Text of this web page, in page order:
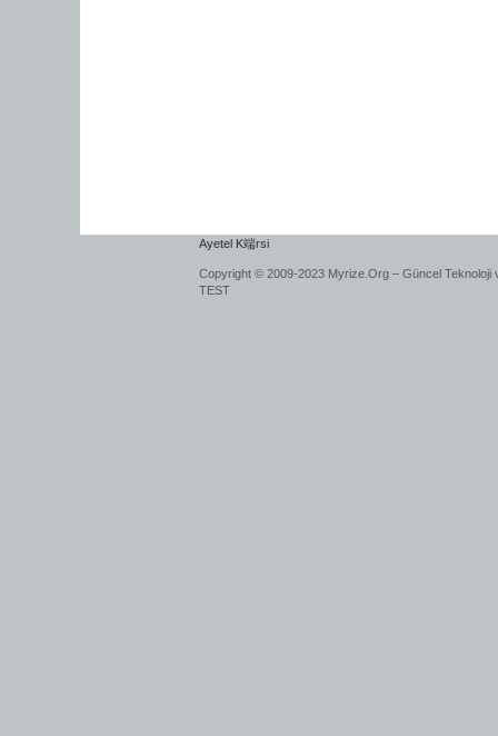
Ayetel K端rsi
Copyright © 2009-2023 Myrize.Org – Güncel Teknoloji
TEST